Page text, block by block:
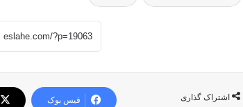
اشتراک گذاری فیس بوک